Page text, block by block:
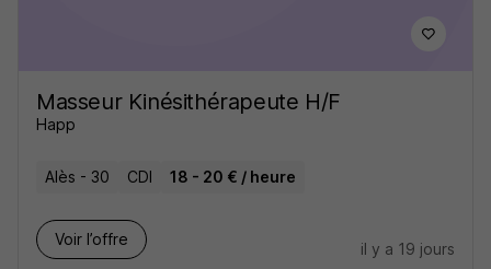
Masseur Kinésithérapeute H/F
Happ
Alès - 30 CDI 18 - 20 € / heure
Voir l’offre
il y a 19 jours